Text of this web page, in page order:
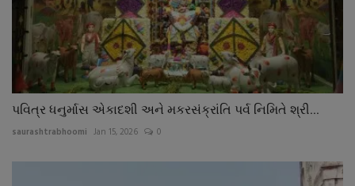
પવિત્ર ધનુર્માસ એકાદશી અને મકરસંક્રાંતિ પર્વ નિમિતે શ્રી...
saurashtrabhoomi Jan 15, 2026 0